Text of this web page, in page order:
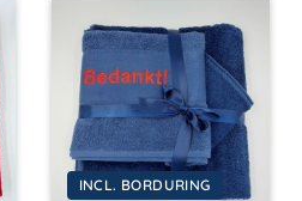
INCL. BORDURING